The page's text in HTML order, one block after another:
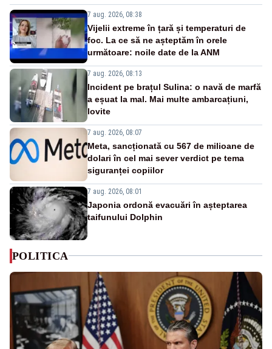
7 aug. 2026, 08:38
Vijelii extreme în țară și temperaturi de
foc. La ce să ne așteptăm în orele
următoare: noile date de la ANM
7 aug. 2026, 08:13
Incident pe brațul Sulina: o navă de marfă
a eșuat la mal. Mai multe ambarcațiuni,
lovite
7 aug. 2026, 08:07
Meta, sancționată cu 567 de milioane de
dolari în cel mai sever verdict pe tema
siguranței copiilor
7 aug. 2026, 08:01
Japonia ordonă evacuări în așteptarea
taifunului Dolphin
POLITICA